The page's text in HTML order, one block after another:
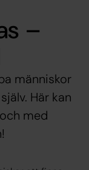
–
människor
Här kan
med